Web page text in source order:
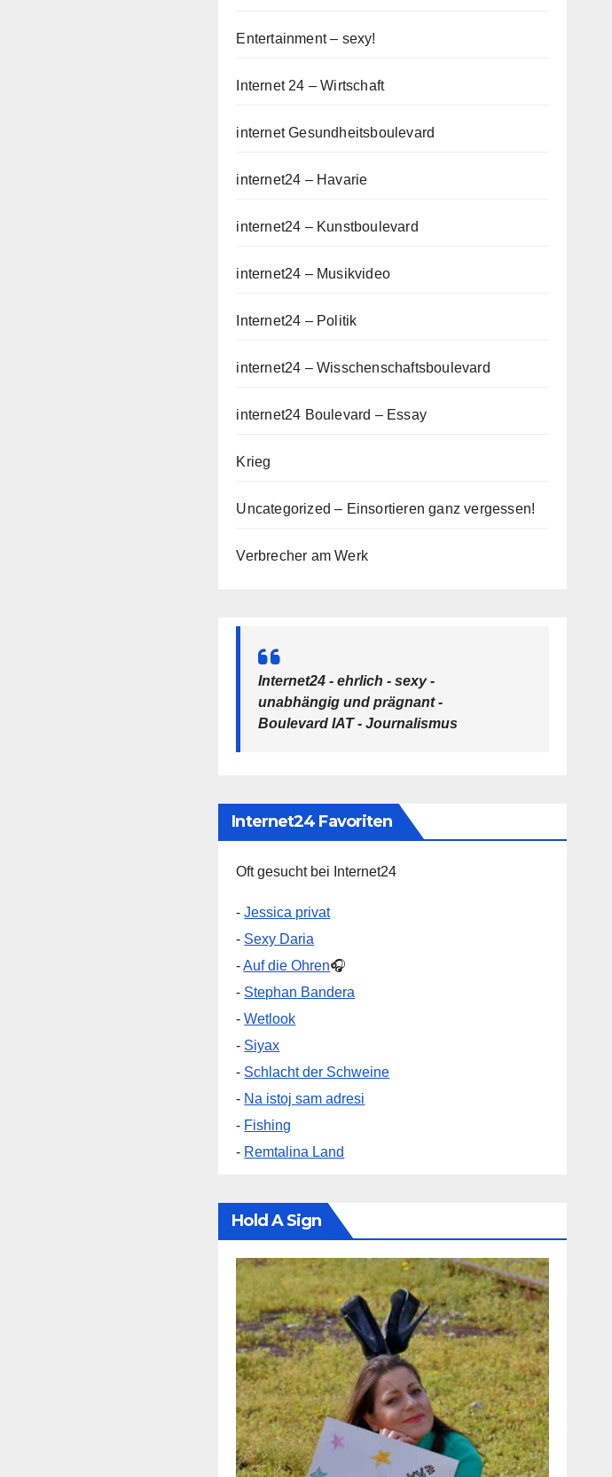
Entertainment – sexy!
Internet 24 – Wirtschaft
internet Gesundheitsboulevard
internet24 – Havarie
internet24 – Kunstboulevard
internet24 – Musikvideo
Internet24 – Politik
internet24 – Wisschenschaftsboulevard
internet24 Boulevard – Essay
Krieg
Uncategorized – Einsortieren ganz vergessen!
Verbrecher am Werk
Internet24 - ehrlich - sexy -
unabhängig und prägnant -
Boulevard IAT - Journalismus
Internet24 Favoriten
Oft gesucht bei Internet24
-Jessica privat
- Sexy Daria
-Auf die Ohren🎧
- Stephan Bandera
-Wetlook
- Siyax
- Schlacht der Schweine
- Na istoj sam adresi
- Fishing
- Remtalina Land
Hold A Sign